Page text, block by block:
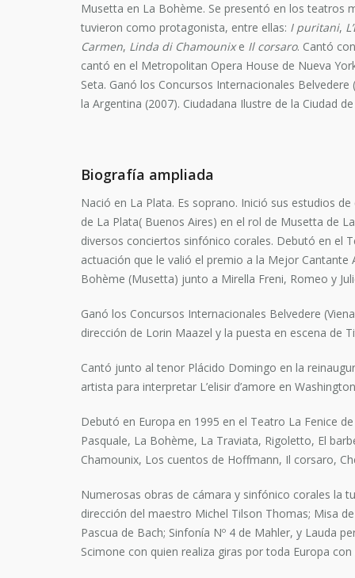
Musetta en La Bohème. Se presentó en los teatros
tuvieron como protagonista, entre ellas: I puritani,
Carmen, Linda di Chamounixe Il corsaro. Cantó
cantó en el Metropolitan Opera House de Nueva
Seta. Ganó los Concursos Internacionales
la Argentina (2007). Ciudadana Ilustre de la Ciudad
Biografía ampliada
Nació en La Plata. Es soprano. Inició sus estudios
de La Plata( Buenos Aires) en el rol de Musetta de
diversos conciertos sinfónico corales. Debutó en el
actuación que le valió el premio a la Mejor
Bohème (Musetta) junto a Mirella Freni, Romeo y
Ganó los Concursos Internacionales Belvedere
dirección de Lorin Maazel y la puesta en escena de
Cantó junto al tenor Plácido Domingo en la
artista para interpretar L’elisir d’amore en
Debutó en Europa en 1995 en el Teatro La Fenice
Pasquale, La Bohème, La Traviata, Rigoletto, El
Chamounix, Los cuentos de Hoffmann, Il corsaro,
Numerosas obras de cámara y sinfónico corales la
dirección del maestro Michel Tilson Thomas; Misa
Pascua de Bach; Sinfonía Nº 4 de Mahler, y Lauda
Scimone con quien realiza giras por toda Europa